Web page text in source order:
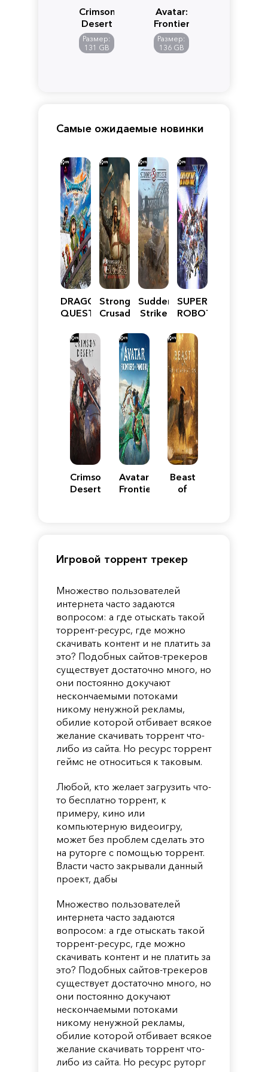
Crimson
Desert
Размер:
131 GB
Avatar:
Frontiers
of
Pandora
Размер:
136 GB
Самые ожидаемые новинки
DRAGON
QUEST
Reimagined
Stronghold
Crusader:
Edition
Sudden
Strike
SUPER
ROBOT
Y
Crimson
Desert
Avatar:
Frontiers
Beast
of
Игровой торрент трекер
Множество пользователей
интернета часто задаются
вопросом: а где отыскать такой
торрент-ресурс, где можно
скачивать контент и не платить за
это? Подобных сайтов-трекеров
существует достаточно много, но
они постоянно докучают
нескончаемыми потоками
никому ненужной рекламы,
обилие которой отбивает всякое
желание скачивать торрент что-
либо из сайта. Но ресурс торрент
геймс не относиться к таковым.
Любой, кто желает загрузить что-
то бесплатно торрент, к
примеру, кино или
компьютерную видеоигру,
может без проблем сделать это
на руторге с помощью торрент.
Власти часто закрывали данный
проект, дабы
Множество пользователей
интернета часто задаются
вопросом: а где отыскать такой
торрент-ресурс, где можно
скачивать контент и не платить за
это? Подобных сайтов-трекеров
существует достаточно много, но
они постоянно докучают
нескончаемыми потоками
никому ненужной рекламы,
обилие которой отбивает всякое
желание скачивать торрент что-
либо из сайта. Но ресурс руторг